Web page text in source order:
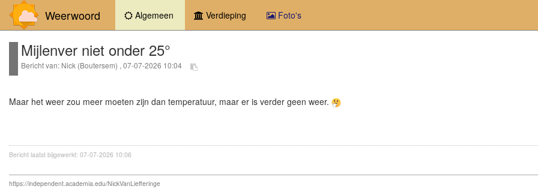
Weerwoord Algemeen (current)Verdieping Foto's
Mijlenver niet onder 25°
Bericht van: Nick (Boutersem) , 07-07-2026 10:04
Maar het weer zou meer moeten zijn dan temperatuur, maar er is verder geen weer.
Bericht laatst bijgewerkt: 07-07-2026 10:06
https://independent.academia.edu/NickVanLiefferinge